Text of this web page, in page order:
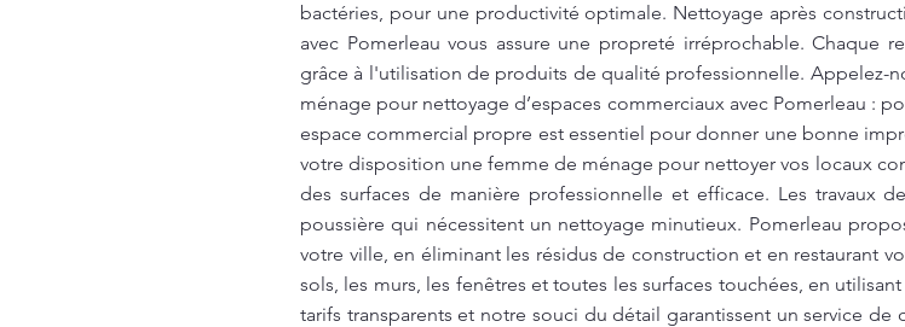
bactéries, pour une productivité optimale. Nettoyage après
avec Pomerleau vous assure une propreté irréprochable. Chaque
grâce à l'utilisation de produits de qualité professionnelle. Appelez-
ménage pour nettoyage d’espaces commerciaux avec Pomerleau :
espace commercial propre est essentiel pour donner une bonne
votre disposition une femme de ménage pour nettoyer vos locaux
des surfaces de manière professionnelle et efficace. Les travaux
poussière qui nécessitent un nettoyage minutieux. Pomerleau
votre ville, en éliminant les résidus de construction et en restaurant
sols, les murs, les fenêtres et toutes les surfaces touchées, en
tarifs transparents et notre souci du détail garantissent un service